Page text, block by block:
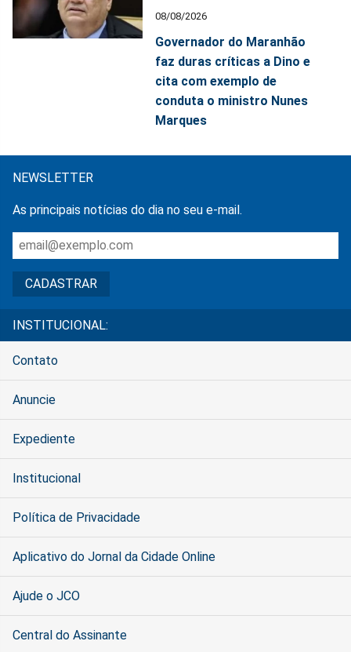
08/08/2026
Governador do Maranhão
faz duras críticas a Dino e
cita com exemplo de
conduta o ministro Nunes
Marques
NEWSLETTER
As principais notícias do dia no seu e-mail.
INSTITUCIONAL:
Contato
Anuncie
Expediente
Institucional
Política de Privacidade
Aplicativo do Jornal da Cidade Online
Ajude o JCO
Central do Assinante